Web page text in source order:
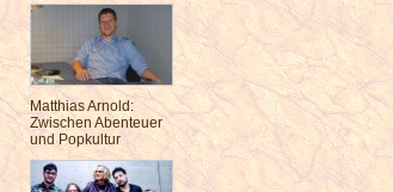
Matthias Arnold:
Zwischen Abenteuer
und Popkultur